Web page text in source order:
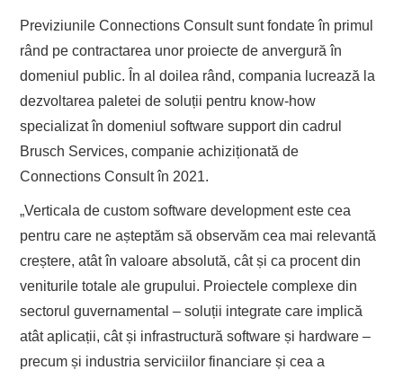
Previziunile Connections Consult sunt fondate în primul
rând pe contractarea unor proiecte de anvergură în
domeniul public. În al doilea rând, compania lucrează la
dezvoltarea paletei de soluții pentru know-how
specializat în domeniul software support din cadrul
Brusch Services, companie achiziționată de
Connections Consult în 2021.
„Verticala de custom software development este cea
pentru care ne așteptăm să observăm cea mai relevantă
creștere, atât în valoare absolută, cât și ca procent din
veniturile totale ale grupului. Proiectele complexe din
sectorul guvernamental – soluții integrate care implică
atât aplicații, cât și infrastructură software și hardware –
precum și industria serviciilor financiare și cea a